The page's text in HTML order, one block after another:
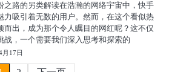
之路的另类解读在浩瀚的网络宇宙中，快手
力吸引着无数的用户。然而，在这个看似热
而出，成为那个令人瞩目的网红呢？这不仅
战，一个需要我们深入思考和探索的
月17日